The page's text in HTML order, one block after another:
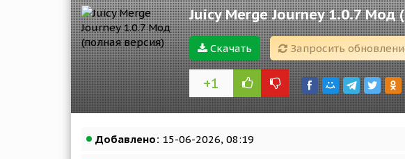
Juicy Merge Journey 1.0.7 Мод
Скачать Запросить
+1
Добавлено: 15-06-2026, 08:19